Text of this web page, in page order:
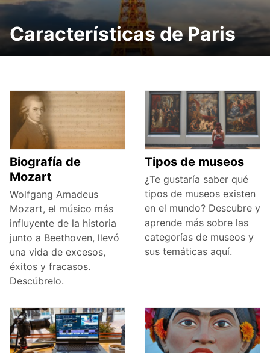
Características de Paris
Biografía de
Mozart
Wolfgang Amadeus
Mozart, el músico más
influyente de la historia
junto a Beethoven, llevó
una vida de excesos,
éxitos y fracasos.
Descúbrelo.
Tipos de museos
¿Te gustaría saber qué
tipos de museos existen
en el mundo? Descubre y
aprende más sobre las
categorías de museos y
sus temáticas aquí.